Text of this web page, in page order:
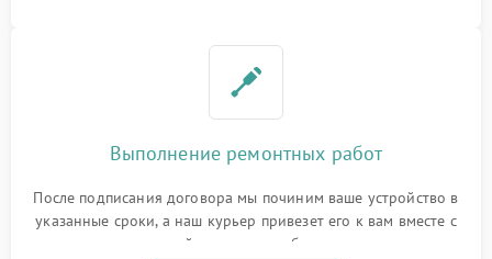
Выполнение ремонтных работ
После подписания договора мы починим ваше устройство в
указанные сроки, а наш курьер привезет его к вам вместе с
гарантийным талоном бесплатно